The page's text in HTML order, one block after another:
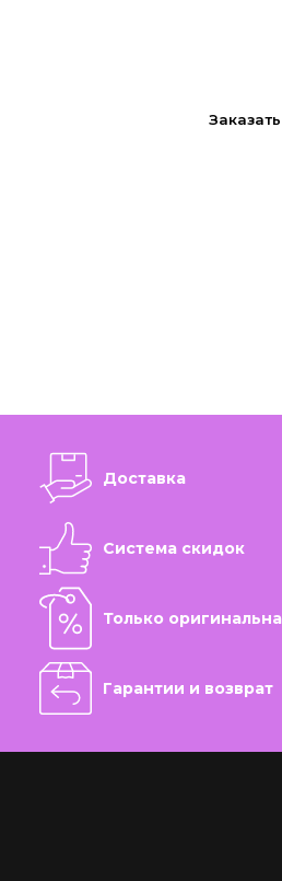
Заказать
Доставка
Система скидок
Только
Гарантии и возврат